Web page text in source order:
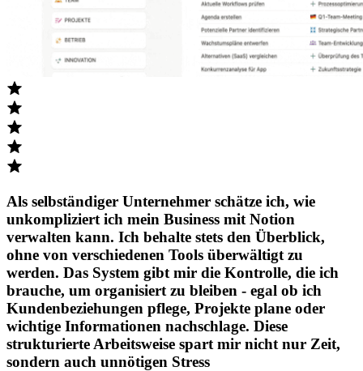
Als selbständiger Unternehmer schätze ich, wie
unkompliziert ich mein Business mit Notion
verwalten kann. Ich behalte stets den Überblick,
ohne von verschiedenen Tools überwältigt zu
werden. Das System gibt mir die Kontrolle, die ich
brauche, um organisiert zu bleiben - egal ob ich
Kundenbeziehungen pflege, Projekte plane oder
wichtige Informationen nachschlage. Diese
strukturierte Arbeitsweise spart mir nicht nur Zeit,
sondern auch unnötigen Stress